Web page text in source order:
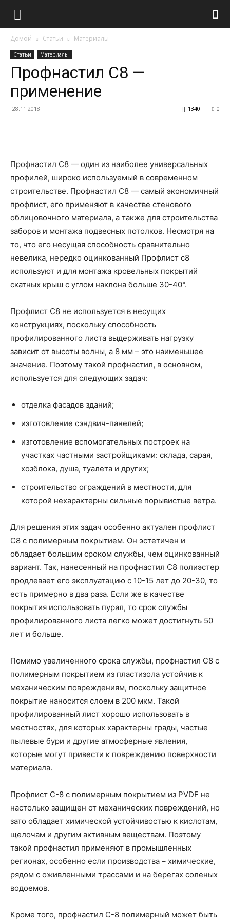
Домой Статьи Материалы
Статьи Материалы
Профнастил С8 —
применение
28.11.2018 0
1340
Профнастил С8 — один из наиболее универсальных
профилей, широко используемый в современном
строительстве. Профнастил С8 — самый экономичный
профлист, его применяют в качестве стенового
облицовочного материала, а также для строительства
заборов и монтажа подвесных потолков. Несмотря на
то, что его несущая способность сравнительно
невелика, нередко оцинкованный Профлист с8
используют и для монтажа кровельных покрытий
скатных крыш с углом наклона больше 30-40°.
Профлист С8 не используется в несущих
конструкциях, поскольку способность
профилированного листа выдерживать нагрузку
зависит от высоты волны, а 8 мм – это наименьшее
значение. Поэтому такой профнастил, в основном,
используется для следующих задач:
отделка фасадов зданий;
изготовление сэндвич-панелей;
изготовление вспомогательных построек на
участках частными застройщиками: склада, сарая,
хозблока, душа, туалета и других;
строительство ограждений в местности, для
которой нехарактерны сильные порывистые ветра.
Для решения этих задач особенно актуален профлист
С8 с полимерным покрытием. Он эстетичен и
обладает большим сроком службы, чем оцинкованный
вариант. Так, нанесенный на профнастил С8 полиэстер
продлевает его эксплуатацию с 10-15 лет до 20-30, то
есть примерно в два раза. Если же в качестве
покрытия использовать пурал, то срок службы
профилированного листа легко может достигнуть 50
лет и больше.
Помимо увеличенного срока службы, профнастил С8 с
полимерным покрытием из пластизола устойчив к
механическим повреждениям, поскольку защитное
покрытие наносится слоем в 200 мкм. Такой
профилированный лист хорошо использовать в
местностях, для которых характерны грады, частые
пылевые бури и другие атмосферные явления,
которые могут привести к повреждению поверхности
материала.
Профлист С-8 с полимерным покрытием из PVDF не
настолько защищен от механических повреждений, но
зато обладает химической устойчивостью к кислотам,
щелочам и другим активным веществам. Поэтому
такой профнастил применяют в промышленных
регионах, особенно если производства – химические,
рядом с оживленными трассами и на берегах соленых
водоемов.
Кроме того, профнастил С-8 полимерный может быть